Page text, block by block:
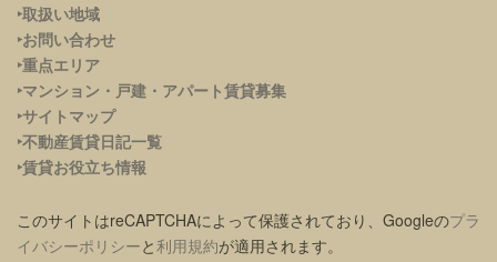
‣取扱い地域
‣お問い合わせ
‣重点エリア
‣マンション・戸建・アパート賃貸募集
‣サイトマップ
‣不動産賃貸日記一覧
‣賃貸お役立ち情報
このサイトはreCAPTCHAによって保護されており、Googleのプラ
イバシーポリシーと利用規約が適用されます。